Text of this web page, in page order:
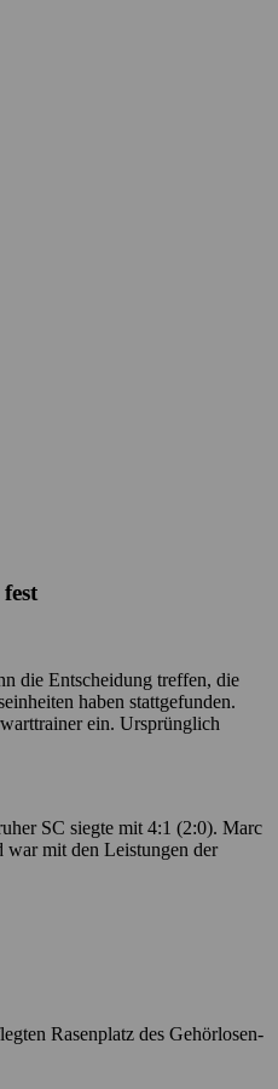
die Entscheidung treffen, die
haben stattgefunden.
ein. Ursprünglich
SC siegte mit 4:1 (2:0). Marc
war mit den Leistungen der
Rasenplatz des Gehörlosen-